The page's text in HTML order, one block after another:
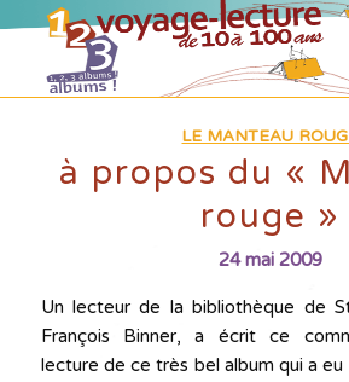
LE MANTEAU
à propos du «
rouge »
24 mai 2009
Un lecteur de la bibliothèque de
François Binner, a écrit ce
lecture de ce très bel album qui a eu